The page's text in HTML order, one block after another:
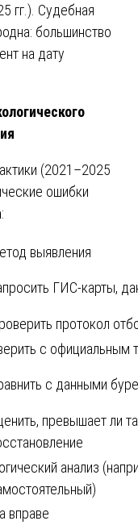
гг.). Судебная
большинство
на дату
(2021–2025
ошибки
:
выявления
ГИС-карты,
протокол
с официальным
с данными
превышает ли
анализ
вправе